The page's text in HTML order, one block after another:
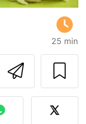
25 min
de